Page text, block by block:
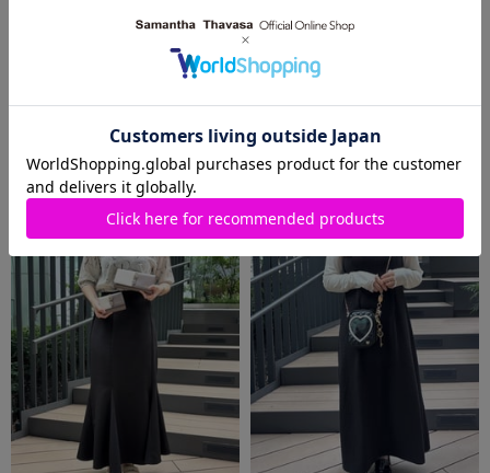
2026.08.08
Samantha Thavasa
2026.08.07
Samantha Thavasa